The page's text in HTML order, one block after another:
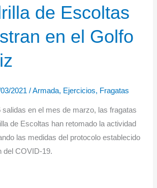
de Escoltas
en el Golfo
03/2021/Armada, Ejercicios, Fragatas
salidas en el mes de marzo, las fragatas
de Escoltas han retomado la actividad
las medidas del protocolo establecido
del COVID-19.